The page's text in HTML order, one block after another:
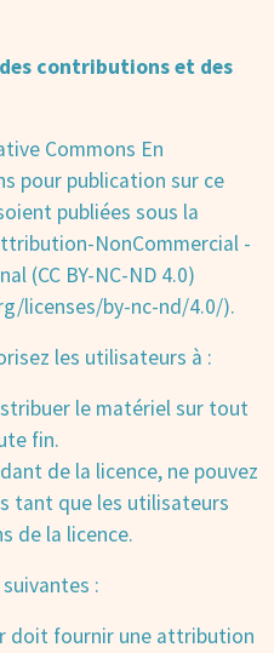
contributions et des
Commons En
pour publication sur ce
publiées sous la
NonCommercial -
(CC BY-NC-ND 4.0)
licenses/by-nc-nd/4.0/).
les utilisateurs à :
le matériel sur tout
fin.
de la licence, ne pouvez
tant que les utilisateurs
de la licence.
:
doit fournir une attribution